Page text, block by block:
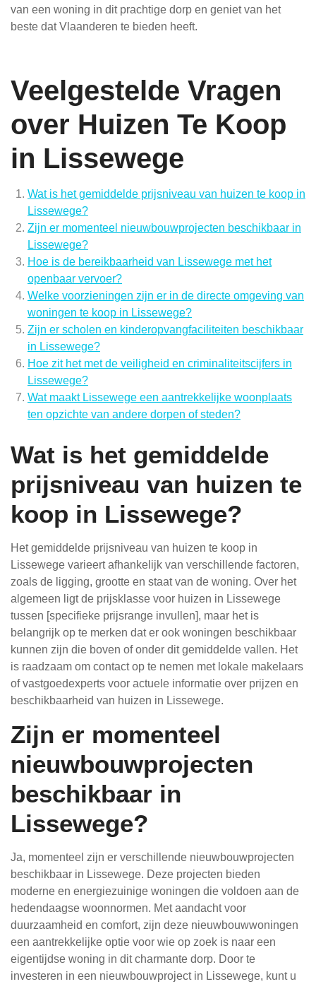
van een woning in dit prachtige dorp en geniet van het
beste dat Vlaanderen te bieden heeft.
Veelgestelde Vragen
over Huizen Te Koop
in Lissewege
Wat is het gemiddelde prijsniveau van huizen te koop in
Lissewege?
Zijn er momenteel nieuwbouwprojecten beschikbaar in
Lissewege?
Hoe is de bereikbaarheid van Lissewege met het
openbaar vervoer?
Welke voorzieningen zijn er in de directe omgeving van
woningen te koop in Lissewege?
Zijn er scholen en kinderopvangfaciliteiten beschikbaar
in Lissewege?
Hoe zit het met de veiligheid en criminaliteitscijfers in
Lissewege?
Wat maakt Lissewege een aantrekkelijke woonplaats
ten opzichte van andere dorpen of steden?
Wat is het gemiddelde
prijsniveau van huizen te
koop in Lissewege?
Het gemiddelde prijsniveau van huizen te koop in
Lissewege varieert afhankelijk van verschillende factoren,
zoals de ligging, grootte en staat van de woning. Over het
algemeen ligt de prijsklasse voor huizen in Lissewege
tussen [specifieke prijsrange invullen], maar het is
belangrijk op te merken dat er ook woningen beschikbaar
kunnen zijn die boven of onder dit gemiddelde vallen. Het
is raadzaam om contact op te nemen met lokale makelaars
of vastgoedexperts voor actuele informatie over prijzen en
beschikbaarheid van huizen in Lissewege.
Zijn er momenteel
nieuwbouwprojecten
beschikbaar in
Lissewege?
Ja, momenteel zijn er verschillende nieuwbouwprojecten
beschikbaar in Lissewege. Deze projecten bieden
moderne en energiezuinige woningen die voldoen aan de
hedendaagse woonnormen. Met aandacht voor
duurzaamheid en comfort, zijn deze nieuwbouwwoningen
een aantrekkelijke optie voor wie op zoek is naar een
eigentijdse woning in dit charmante dorp. Door te
investeren in een nieuwbouwproject in Lissewege, kunt u